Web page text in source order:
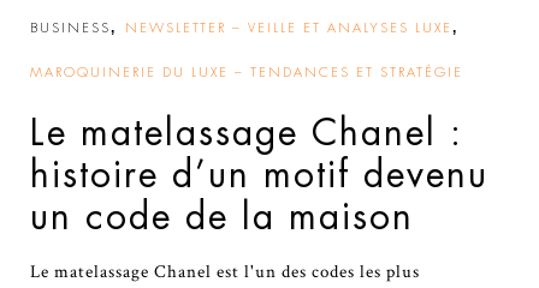
BUSINESS, NEWSLETTER – VEILLE ET ANALYSES LUXE ,
MAROQUINERIE DU LUXE – TENDANCES ET STRATÉGIE
Le matelassage Chanel :
histoire d’un motif devenu
un code de la maison
Le matelassage Chanel est l'un des codes les plus